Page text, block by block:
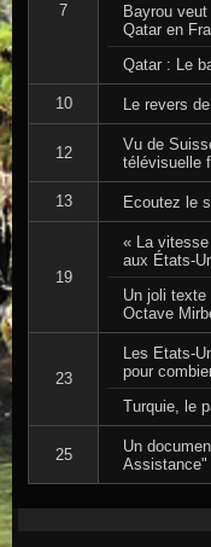
7
Bayrou
Qatar en
Qatar : Le
10 Le revers
12
Vu de
télévisuelle
13 Ecoutez le
19
« La vitesse
aux États-
Un joli texte
Octave
23
Les Etats-
pour
Turquie, le
25
Un
Assistance"